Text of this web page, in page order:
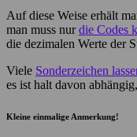
Auf diese Weise erhält
man muss nurdie Codes
die dezimalen Werte der
Viele Sonderzeichen
es ist halt davon
Kleine einmalige Anmerkung!